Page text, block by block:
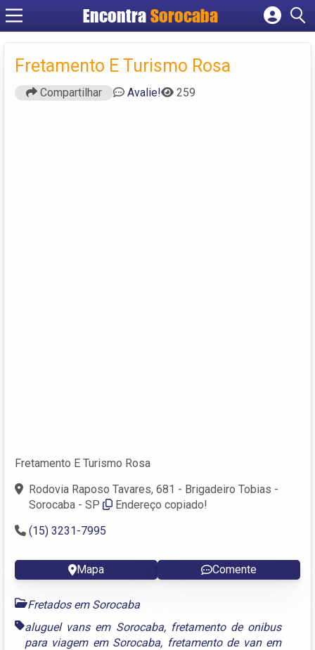
EncontraSorocaba
Cadastrar empresa
Criar conta
Fretamento E Turismo Rosa
Compartilhar Avalie! 259
Fretamento E Turismo Rosa
Rodovia Raposo Tavares, 681 - Brigadeiro Tobias -
Sorocaba - SP
Endereço copiado!
(15) 3231-7995
Mapa Comente
Fretados em Sorocaba
aluguel vans em Sorocaba, fretamento de onibus
para viagem em Sorocaba, fretamento de van em